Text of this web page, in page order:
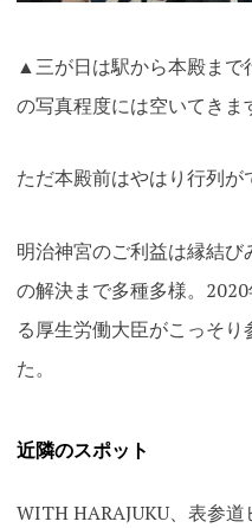
▲三が日は駅から本殿まで
の写真程度には空いてきま
ただ本殿前はやはり行列が
明治神宮のご利益は縁結
の解決まで多種多様。
る厚生労働大臣がこっそ
た。
近隣のスポット
WITH HARAJUKU、表参